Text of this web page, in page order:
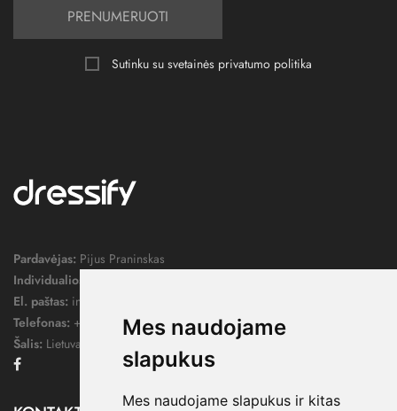
Mes naudojame
slapukus
Mes naudojame slapukus ir kitas
PRENUMERUOTI
Sutinku su svetainės privatumo politika
Pardavėjas: Pijus Praninskas
Individualios veiklos pažymos nr.:
El. paštas: info@dressify.lt
Telefonas: +370 676 78578
Šalis: Lietuva